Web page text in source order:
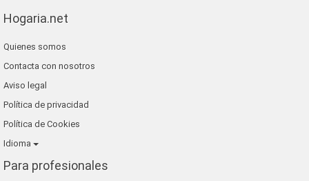
Hogaria.net
Quienes somos
Contacta con nosotros
Aviso legal
Política de privacidad
Política de Cookies
Idioma
Para profesionales